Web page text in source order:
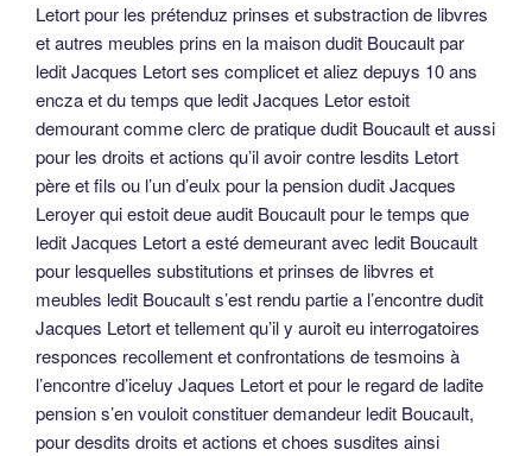
Letort pour les prétenduz prinses et substraction de libvres
et autres meubles prins en la maison dudit Boucault par
ledit Jacques Letort ses complicet et aliez depuys 10 ans
encza et du temps que ledit Jacques Letor estoit
demourant comme clerc de pratique dudit Boucault et aussi
pour les droits et actions qu’il avoir contre lesdits Letort
père et fils ou l’un d’eulx pour la pension dudit Jacques
Leroyer qui estoit deue audit Boucault pour le temps que
ledit Jacques Letort a esté demeurant avec ledit Boucault
pour lesquelles substitutions et prinses de libvres et
meubles ledit Boucault s’est rendu partie a l’encontre dudit
Jacques Letort et tellement qu’il y auroit eu interrogatoires
responces recollement et confrontations de tesmoins à
l’encontre d’iceluy Jaques Letort et pour le regard de ladite
pension s’en vouloit constituer demandeur ledit Boucault,
pour desdits droits et actions et choes susdites ainsi